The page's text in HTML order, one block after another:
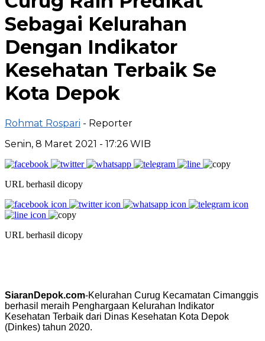
Sebagai Kelurahan
Dengan Indikator
Kesehatan Terbaik Se
Kota Depok
Rohmat Rospari - Reporter
Senin, 8 Maret 2021 - 17:26 WIB
URL berhasil dicopy
URL berhasil dicopy
SiaranDepok.com-Kelurahan Curug Kecamatan Cimanggis
berhasil meraih Penghargaan Kelurahan Indikator
Kesehatan Terbaik dari Dinas Kesehatan Kota Depok
(Dinkes) tahun 2020.